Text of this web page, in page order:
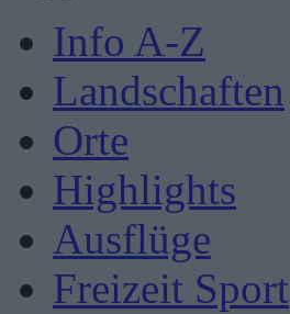
Info A-Z
Landschaften
Orte
Highlights
Ausflüge
Freizeit Sport